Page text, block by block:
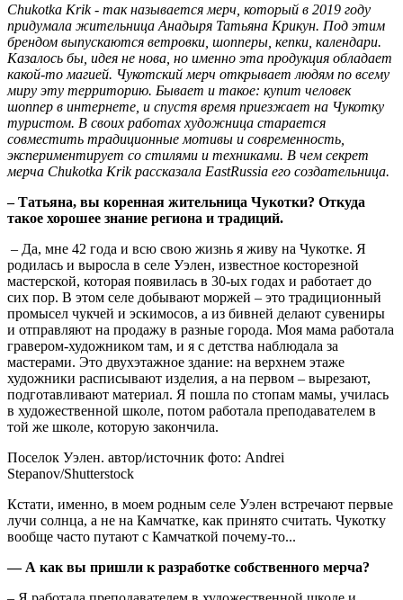
Chukotka Krik - так называется мерч, который в 2019 году
придумала жительница Анадыря Татьяна Крикун. Под этим
брендом выпускаются ветровки, шопперы, кепки, календари.
Казалось бы, идея не нова, но именно эта продукция обладает
какой-то магией. Чукотский мерч открывает людям по всему
миру эту территорию. Бывает и такое: купит человек
шоппер в интернете, и спустя время приезжает на Чукотку
туристом. В своих работах художница старается
совместить традиционные мотивы и современность,
экспериментирует со стилями и техниками. В чем секрет
мерча Chukotka Krik рассказала EastRussia его создательница.
– Татьяна, вы коренная жительница Чукотки? Откуда
такое хорошее знание региона и традиций.
– Да, мне 42 года и всю свою жизнь я живу на Чукотке. Я
родилась и выросла в селе Уэлен, известное косторезной
мастерской, которая появилась в 30-ых годах и работает до
сих пор. В этом селе добывают моржей – это традиционный
промысел чукчей и эскимосов, а из бивней делают сувениры
и отправляют на продажу в разные города. Моя мама работала
гравером-художником там, и я с детства наблюдала за
мастерами. Это двухэтажное здание: на верхнем этаже
художники расписывают изделия, а на первом – вырезают,
подготавливают материал. Я пошла по стопам мамы, училась
в художественной школе, потом работала преподавателем в
той же школе, которую закончила.
Поселок Уэлен. автор/источник фото: Andrei
Stepanov/Shutterstock
Кстати, именно, в моем родным селе Уэлен встречают первые
лучи солнца, а не на Камчатке, как принято считать. Чукотку
вообще часто путают с Камчаткой почему-то...
— А как вы пришли к разработке собственного мерча?